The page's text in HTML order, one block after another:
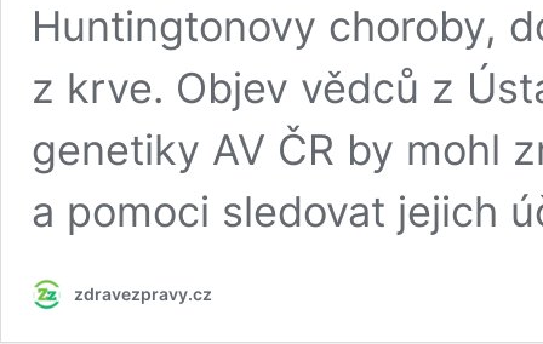
Huntingtonovy choroby,
z krve. Objev vědců z
genetiky AV ČR by mohl
a pomoci sledovat jejich
zdravezpravy.cz